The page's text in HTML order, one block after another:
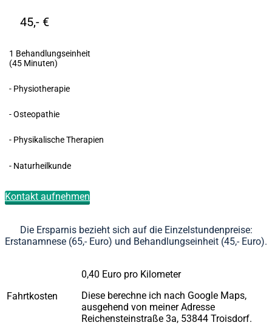
45,- €
1 Behandlungseinheit
(45 Minuten)
- Physiotherapie
- Osteopathie
- Physikalische Therapien
- Naturheilkunde
Kontakt aufnehmen
Die Ersparnis bezieht sich auf die Einzelstundenpreise:
Erstanamnese (65,- Euro) und Behandlungseinheit (45,- Euro).
Fahrtkosten
0,40 Euro pro Kilometer
Diese berechne ich nach Google Maps,
ausgehend von meiner Adresse
Reichensteinstraße 3a, 53844 Troisdorf.